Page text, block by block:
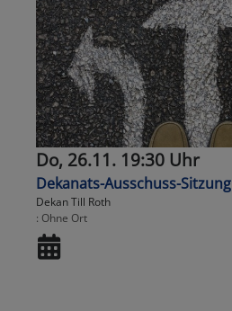
Do, 26.11. 19:30 Uhr
Dekanats-Ausschuss-Sitzung
Dekan Till Roth
Ohne Ort